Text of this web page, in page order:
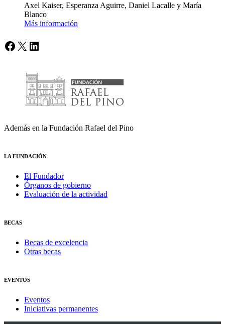
Axel Kaiser, Esperanza Aguirre, Daniel Lacalle y María
Blanco
Más información
Facebook
X LinkedIn
Además en la Fundación Rafael del Pino
LA FUNDACIÓN
El Fundador
Órganos de gobierno
Evaluación de la actividad
BECAS
Becas de excelencia
Otras becas
EVENTOS
Eventos
Iniciativas permanentes